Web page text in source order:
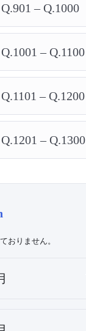
– Q.1000
– Q.1100
– Q.1200
– Q.1300
おりません。